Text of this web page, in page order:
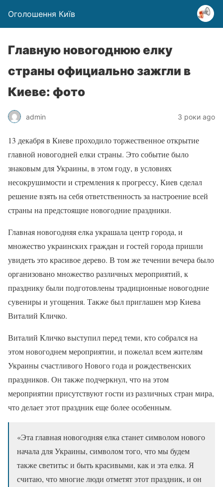
Оголошення Київ
Главную новогоднюю елку
страны официально зажгли в
Киеве: фото
admin 3 роки ago
13 декабря в Киеве проходило торжественное открытие
главной новогодней елки страны. Это событие было
знаковым для Украины, в этом году, в условиях
несокрушимости и стремления к прогрессу, Киев сделал
решение взять на себя ответственность за настроение всей
страны на предстоящие новогодние праздники.
Главная новогодняя елка украшала центр города, и
множество украинских граждан и гостей города пришли
увидеть это красивое дерево. В том же течении вечера было
организовано множество различных мероприятий, к
празднику были подготовлены традиционные новогодние
сувениры и угощения. Также был приглашен мэр Киева
Виталий Кличко.
Виталий Кличко выступил перед теми, кто собрался на
этом новогоднем мероприятии, и пожелал всем жителям
Украины счастливого Нового года и рождественских
праздников. Он также подчеркнул, что на этом
мероприятии присутствуют гости из различных стран мира,
что делает этот праздник еще более особенным.
«Эта главная новогодняя елка станет символом нового
начала для Украины, символом того, что мы будем
также светитьс и быть красивыми, как и эта елка. Я
считаю, что многие люди отметят этот праздник, и он